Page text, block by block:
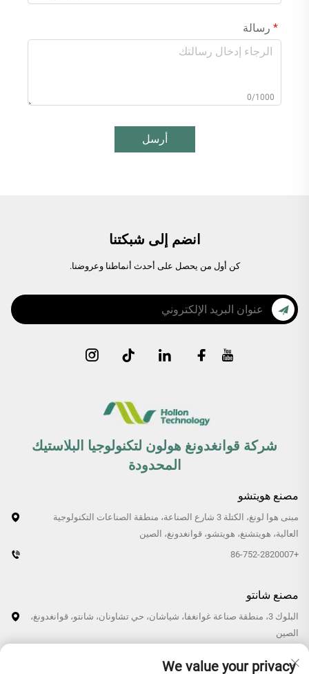
رسالة
0/1000
أرسل
انضم إلى شبكتنا
كن أول من يحصل على أحدث أنماطنا وعروضنا.
شركة قوانغدونغ هولون لتكنولوجيا البلاستيك
المحدودة
مصنع هويتشو
مبنى هوا لونغ، الكتلة 3 شارع الصناعة، منطقة الصناعات التكنولوجية
العالية، هويتشنغ، هويتشو، قوانغدونغ، الصين
+86-752-2820007
مصنع شانتو
البلوك 3، منطقة صناعة غوانغفا، شياشان، حي تشاونان، شانتو، قوانغدونغ،
الصين
We value your privacy